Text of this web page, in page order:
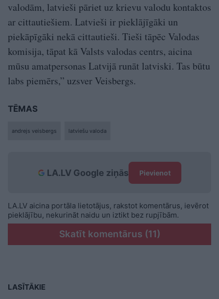
valodām, latvieši pāriet uz krievu valodu kontaktos
ar cittautiešiem. Latvieši ir pieklājīgāki un
piekāpīgāki nekā cittautieši. Tieši tāpēc Valodas
komisija, tāpat kā Valsts valodas centrs, aicina
mūsu amatpersonas Latvijā runāt latviski. Tas būtu
labs piemērs,” uzsver Veisbergs.
TĒMAS
andrejs veisbergs latviešu valoda
LA.LV Google ziņās Pievienot
LA.LV aicina portāla lietotājus, rakstot komentārus, ievērot
pieklājību, nekurināt naidu un iztikt bez rupjībām.
Skatīt komentārus (11)
LASĪTĀKIE